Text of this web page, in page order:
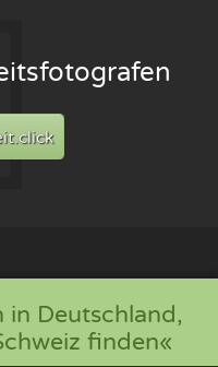
in Deutschland,
finden«